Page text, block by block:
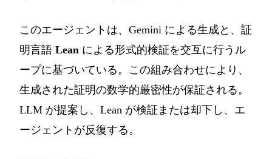
このエージェントは、Gemini による生成と、証
明言語 Lean による形式的検証を交互に行うル
ープに基づいている。この組み合わせにより、
生成された証明の数学的厳密性が保証される。
LLM が提案し、Lean が検証または却下し、エ
ージェントが反復する。